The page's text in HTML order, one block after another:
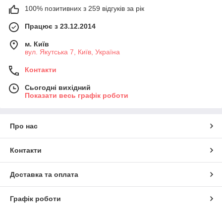
100% позитивних з 259 відгуків за рік
Працює з 23.12.2014
м. Київ
вул. Якутська 7, Київ, Україна
Контакти
Сьогодні вихідний
Показати весь графік роботи
Про нас
Контакти
Доставка та оплата
Графік роботи